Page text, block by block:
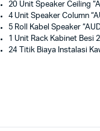
20 Unit Speaker Ceiling
4 Unit Speaker Column
5 Roll Kabel Speaker
1 Unit Rack Kabinet Besi
24 Titik Biaya Instalasi